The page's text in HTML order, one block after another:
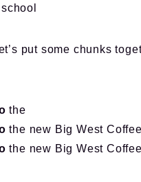
school
put some chunks
the
the new Big West Coffee
the new Big West Coffee